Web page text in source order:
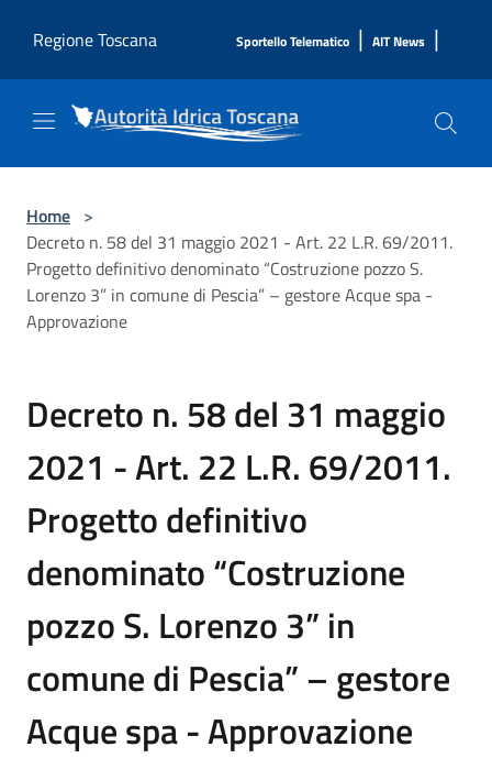
Regione Toscana
Sportello Telematico | AIT News |
Home >
Decreto n. 58 del 31 maggio 2021 - Art. 22 L.R. 69/2011.
Progetto definitivo denominato “Costruzione pozzo S.
Lorenzo 3” in comune di Pescia” – gestore Acque spa -
Approvazione
Decreto n. 58 del 31 maggio
2021 - Art. 22 L.R. 69/2011.
Progetto definitivo
denominato “Costruzione
pozzo S. Lorenzo 3” in
comune di Pescia” – gestore
Acque spa - Approvazione